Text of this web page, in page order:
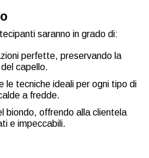
saranno in grado di:
perfette, preservando la
capello.
le tecniche ideali per ogni tipo di
a fredde.
biondo, offrendo alla clientela
e impeccabili.